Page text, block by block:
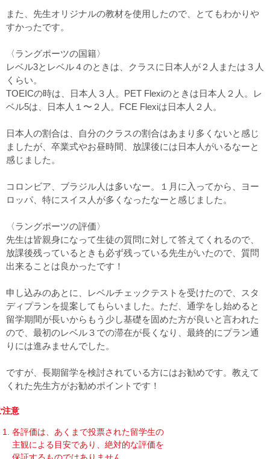
また、先生オリジナルの教材を使用したので、とてもわかりや
すかったです。
〈ラングポーツの国籍〉
レベル3とレベル４のときは、クラスに日本人が２人または３人
くらい。
TOEICの時は、日本人３人。PET Flexiのときは日本人２人。レ
ベル5は、日本人１〜２人。FCE Flexiは日本人２人。
日本人の割合は、自分のクラスの割合はあまり多くないと感じ
ましたが、卒業式やお昼時間、放課後には日本人がいるなーと
感じました。
コロンビア、ブラジル人は多いなー。１月に入ってから、ヨー
ロッパ、特にスイス人が多くなったなーと感じました。
〈ラングポーツの評価〉
先生は皆親身になって生徒の質問に対して答えてくれるので、
放課後残っているときも必ず残っている先生がいたので、質問
出来ることは良かったです！
申し込みのあとに、レベルチェックテストを受けたので、スタ
ディプランを提案してもらいました。ただ、通学をし始めると
留学期間が長いからもう少し基礎を固めた方が良いと言われた
ので、最初のレベル３での滞在が長くなり、最終的にプラン通
りには進みませんでした。
ですが、長期留学を検討されている方にはお勧めです。教えて
くれた先生方がお勧めポイントです！
注意
各評価は、あくまで投票された留学生の
主観による目安であり、絶対的な評価を